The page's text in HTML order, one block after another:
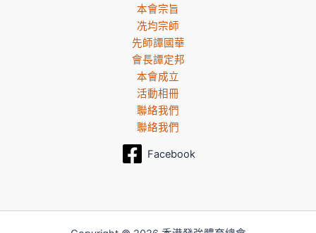
本會宗旨
冼均宗師
先師譚國華
會長譚定邦
本會成立
活動相冊
聯絡我們
聯絡我們
Facebook